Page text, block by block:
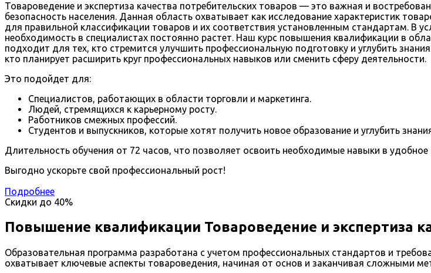
Товароведение и экспертиза качества потребительских товаров — это важная и
безопасность населения. Данная область охватывает как исследование характеристик
для правильной классификации товаров и их соответствия установленным стандартам. В
необходимость в специалистах постоянно растет. Наш курс повышения квалификации в
подходит для тех, кто стремится улучшить профессиональную подготовку и углубить
кто планирует расширить круг профессиональных навыков или сменить сферу деятельности.
Это подойдет для:
Специалистов, работающих в области торговли и маркетинга.
Людей, стремящихся к карьерному росту.
Работников смежных профессий.
Студентов и выпускников, которые хотят получить новое образование и углубить
Длительность обучения от 72 часов, что позволяет освоить необходимые навыки в
Выгодно ускорьте свой профессиональный рост!
Подробнее
Скидки до 40%
Повышение квалификации Товароведение и экспертиза
Образовательная программа разработана с учетом профессиональных стандартов и
охватывает ключевые аспекты товароведения, начиная от основ и заканчивая сложными